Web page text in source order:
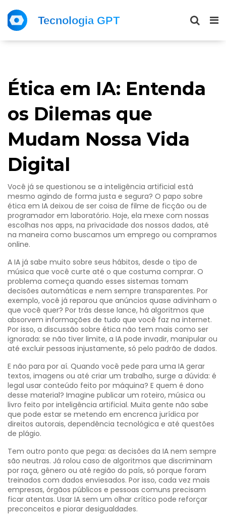
Ética em IA: Entenda
os Dilemas que
Mudam Nossa Vida
Digital
Você já se questionou se a inteligência artificial está
mesmo agindo de forma justa e segura? O papo sobre
ética em IA deixou de ser coisa de filme de ficção ou de
programador em laboratório. Hoje, ela mexe com nossas
escolhas nos apps, na privacidade dos nossos dados, até
na maneira como buscamos um emprego ou compramos
online.
A IA já sabe muito sobre seus hábitos, desde o tipo de
música que você curte até o que costuma comprar. O
problema começa quando esses sistemas tomam
decisões automáticas e nem sempre transparentes. Por
exemplo, você já reparou que anúncios quase adivinham o
que você quer? Por trás desse lance, há algoritmos que
absorvem informações de tudo que você faz na internet.
Por isso, a discussão sobre ética não tem mais como ser
ignorada: se não tiver limite, a IA pode invadir, manipular ou
até excluir pessoas injustamente, só pelo padrão de dados.
E não para por aí. Quando você pede para uma IA gerar
textos, imagens ou até criar um trabalho, surge a dúvida: é
legal usar conteúdo feito por máquina? E quem é dono
desse material? Imagine publicar um roteiro, música ou
livro feito por inteligência artificial. Muita gente não sabe
que pode estar se metendo em encrenca jurídica por
direitos autorais, dependência tecnológica e até questões
de plágio.
Tem outro ponto que pega: as decisões da IA nem sempre
são neutras. Já rolou caso de algoritmos que discriminam
por raça, gênero ou até região do país, só porque foram
treinados com dados enviesados. Por isso, cada vez mais
empresas, órgãos públicos e pessoas comuns precisam
ficar atentas. Usar IA sem um olhar crítico pode reforçar
preconceitos e piorar desigualdades.